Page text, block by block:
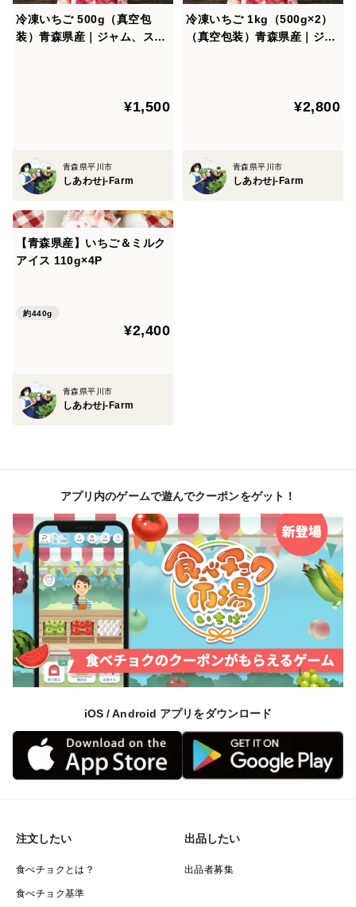
冷凍いちご 500g（真空包
装）青森県産｜ジャム、スム
¥1,500
青森県平川市
しあわせj-Farm
冷凍いちご 1kg（500g×2）
（真空包装）青森県産｜ジャ
¥2,800
青森県平川市
しあわせj-Farm
【青森県産】いちご＆ミルク
アイス 110g×4P
約440g
¥2,400
青森県平川市
しあわせj-Farm
アプリ内のゲームで遊んでクーポンをゲット！
iOS / Android アプリをダウンロード
注文したい
食べチョクとは？
食べチョク基準
出品したい
出品者募集